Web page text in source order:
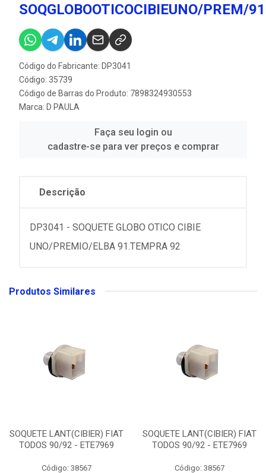
SOQGLOBOOTICOCIBIEUNO/PREM/
Código do Fabricante: DP3041
Código: 35739
Código de Barras do Produto: 7898324930553
Marca: D PAULA
Faça seu login ou
cadastre-se para ver preços e comprar
Descrição
DP3041 - SOQUETE GLOBO OTICO CIBIE
UNO/PREMIO/ELBA 91.TEMPRA 92
Produtos Similares
SOQUETE LANT(CIBIER) FIAT
TODOS 90/92 - ETE7969
Código: 38567
SOQUETE LANT(CIBIER) FIAT
TODOS 90/92 - ETE7969
Código: 38567